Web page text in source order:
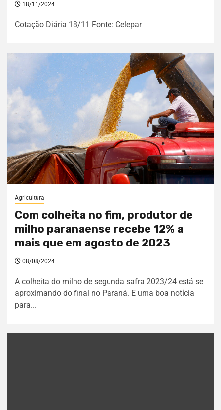
18/11/2024
Cotação Diária 18/11 Fonte: Celepar
Agricultura
Com colheita no fim, produtor de
milho paranaense recebe 12% a
mais que em agosto de 2023
08/08/2024
A colheita do milho de segunda safra 2023/24 está se
aproximando do final no Paraná. E uma boa notícia
para...